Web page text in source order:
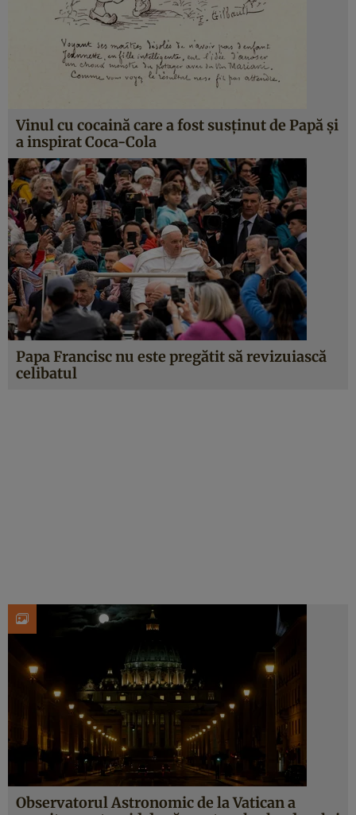
Vinul cu cocaină care a fost susținut de Papă și
a inspirat Coca-Cola
Papa Francisc nu este pregătit să revizuiască
celibatul
Observatorul Astronomic de la Vatican a